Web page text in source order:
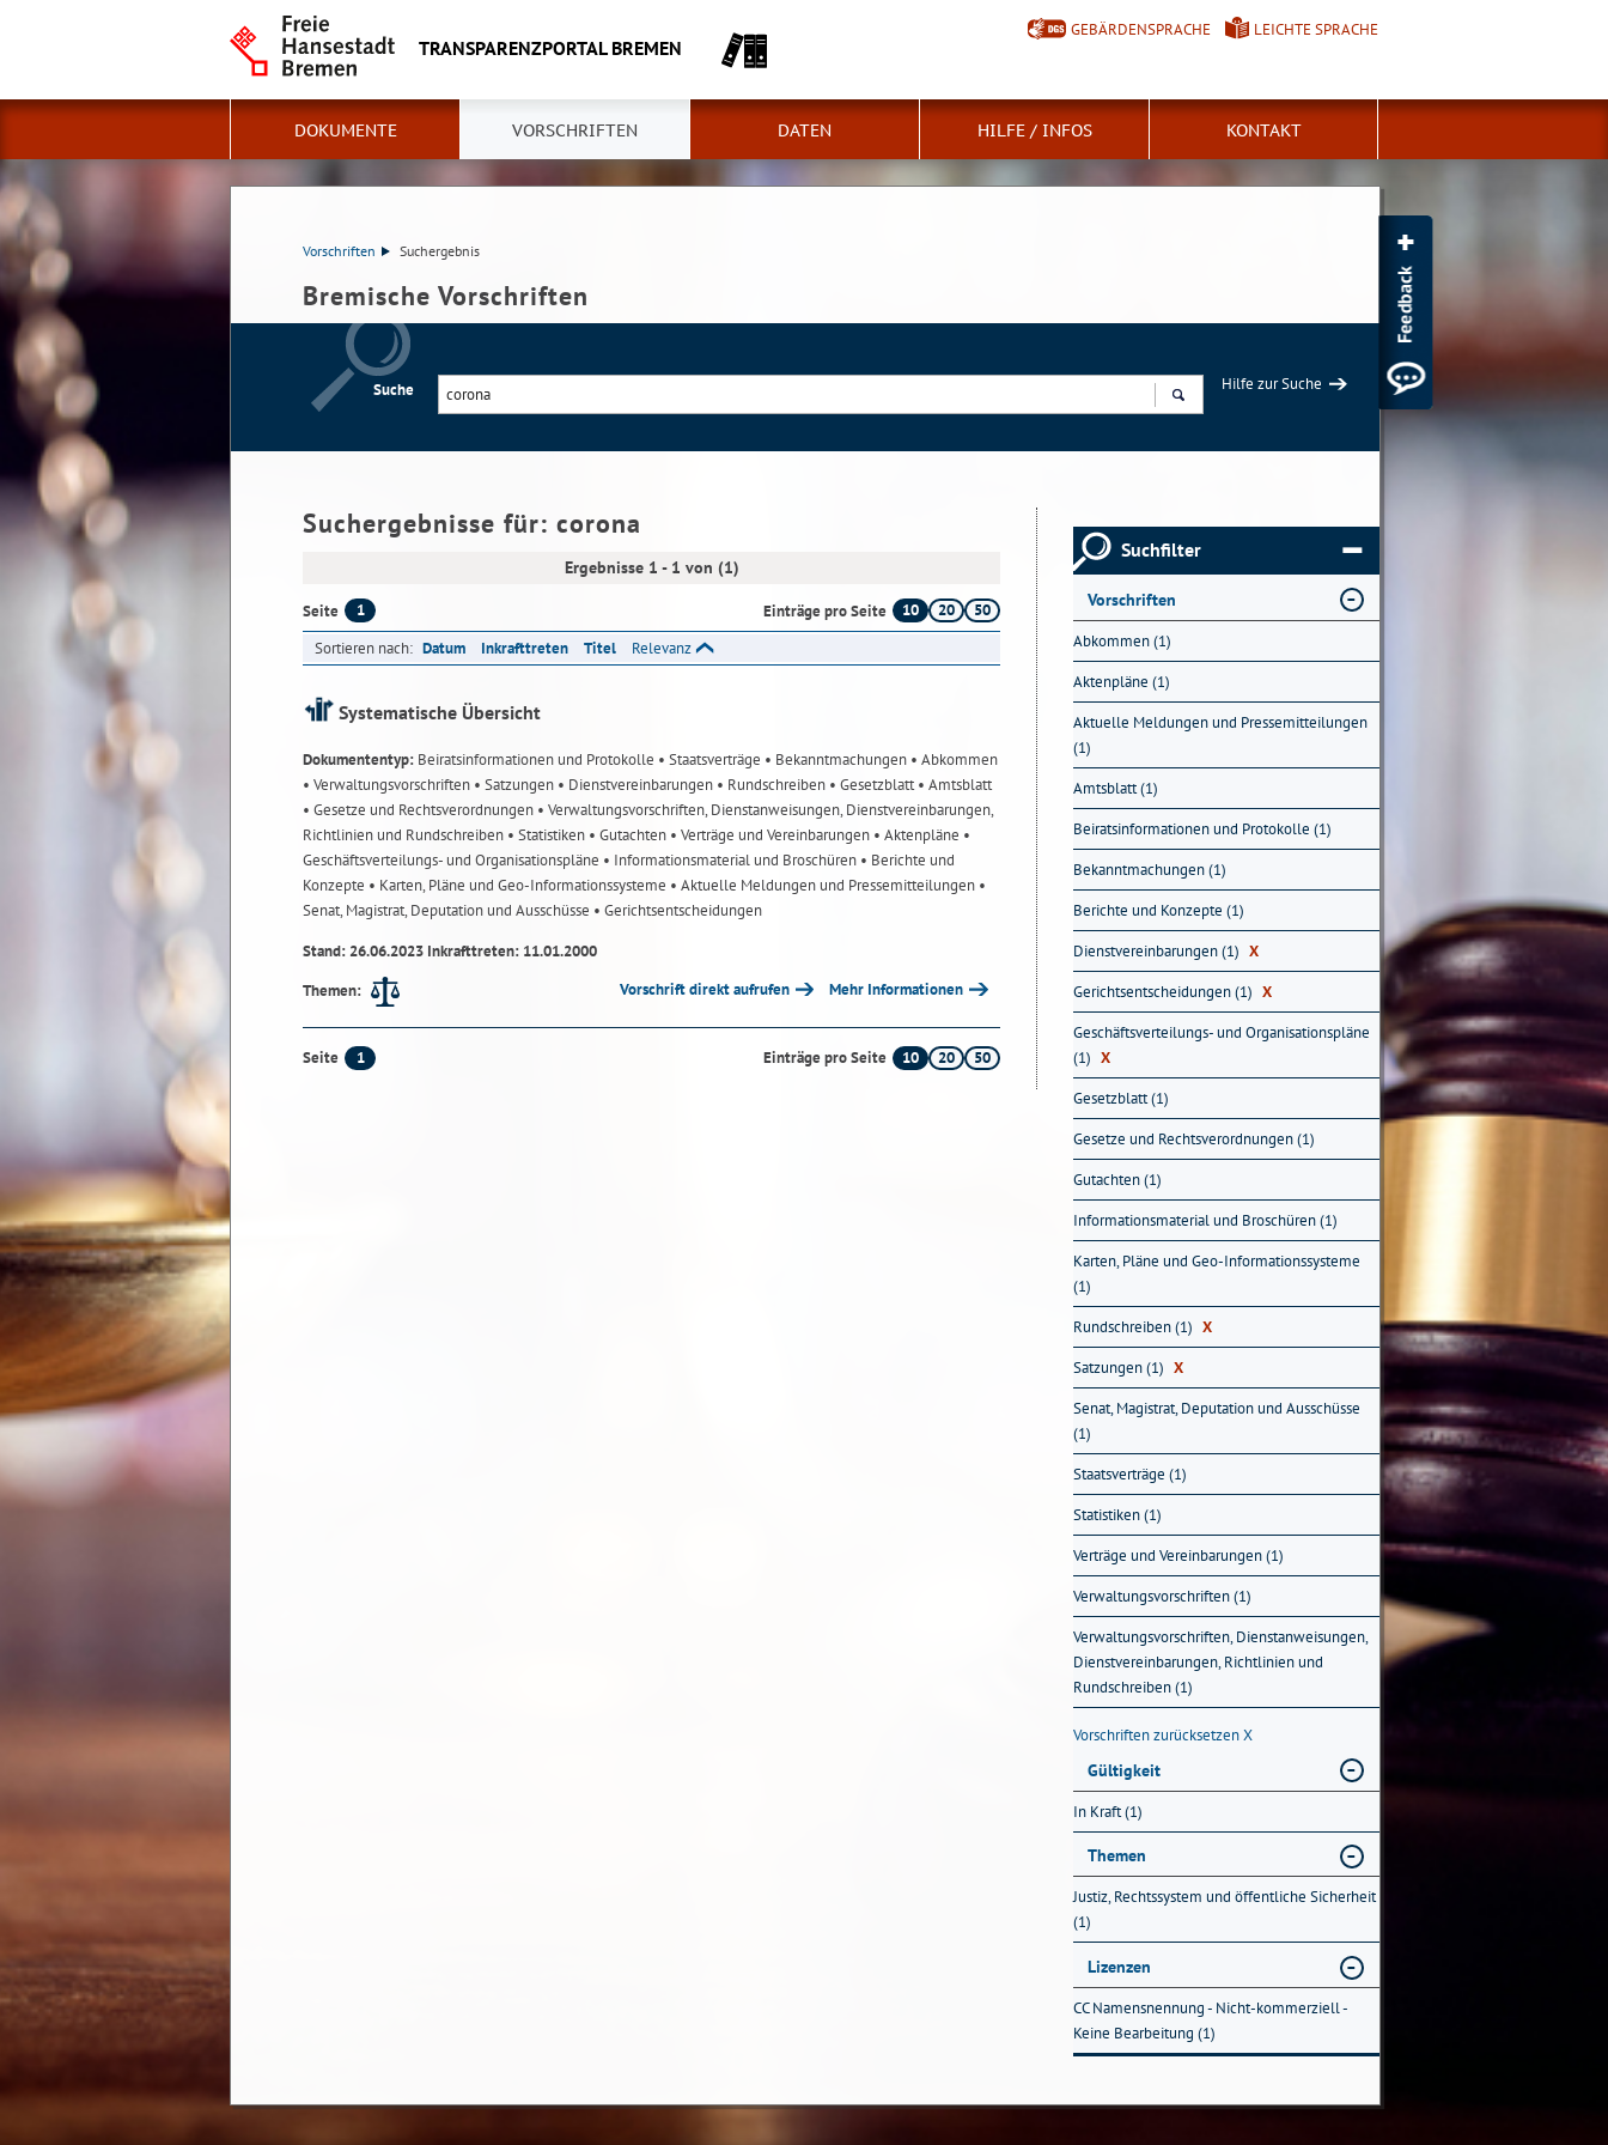
TRANSPARENZPORTAL BREMEN
GEBÄRDENSPRACHE LEICHTE SPRACHE
DOKUMENTE VORSCHRIFTEN DATEN HILFE / INFOS KONTAKT
Vorschriften Suchergebnis
Bremische Vorschriften
Suche
Hilfe zur Suche
Suchergebnisse für: corona
Ergebnisse 1 - 1 von (1)
Seite 1 Einträge pro Seite 10 20
50
Sortieren nach: Datum Inkrafttreten Titel Relevanz
Systematische Übersicht
Dokumententyp: Beiratsinformationen und Protokolle • Staatsverträge • Bekanntmachungen • Abkommen
• Verwaltungsvorschriften • Satzungen • Dienstvereinbarungen • Rundschreiben • Gesetzblatt• Amtsblatt
• Gesetze und Rechtsverordnungen • Verwaltungsvorschriften, Dienstanweisungen, Dienstvereinbarungen,
Richtlinien und Rundschreiben • Statistiken • Gutachten • Verträge und Vereinbarungen • Aktenpläne •
Geschäftsverteilungs- und Organisationspläne • Informationsmaterial und Broschüren • Berichte und
Konzepte • Karten, Pläne und Geo-Informationssysteme • Aktuelle Meldungen und Pressemitteilungen •
Senat, Magistrat, Deputation und Ausschüsse • Gerichtsentscheidungen
Stand: 26.06.2023 Inkrafttreten: 11.01.2000
Themen:
Vorschrift direkt aufrufen Mehr Informationen
Seite 1 Einträge pro Seite 10 20 50
Suchfilter
Vorschriften
Abkommen (1)
Aktenpläne (1)
Aktuelle Meldungen und Pressemitteilungen
(1)
Amtsblatt (1)
Beiratsinformationen und Protokolle (1)
Bekanntmachungen (1)
Berichte und Konzepte (1)
Dienstvereinbarungen (1) X
Gerichtsentscheidungen (1) X
Geschäftsverteilungs- und Organisationspläne
(1) X
Gesetzblatt (1)
Gesetze und Rechtsverordnungen (1)
Gutachten (1)
Informationsmaterial und Broschüren (1)
Karten, Pläne und Geo-Informationssysteme
(1)
Rundschreiben (1) X
Satzungen (1) X
Senat, Magistrat, Deputation und Ausschüsse
(1)
Staatsverträge (1)
Statistiken (1)
Verträge und Vereinbarungen (1)
Verwaltungsvorschriften (1)
Verwaltungsvorschriften, Dienstanweisungen,
Dienstvereinbarungen, Richtlinien und
Rundschreiben (1)
Vorschriften zurücksetzenX
Gültigkeit
In Kraft (1)
Themen
Justiz, Rechtssystem und öffentliche Sicherheit
(1)
Lizenzen
CC Namensnennung - Nicht-kommerziell -
Keine Bearbeitung (1)